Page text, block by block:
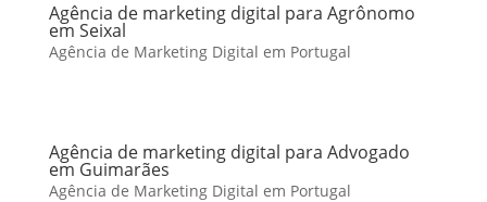
Agência de marketing digital para Agrônomo
em Seixal
Agência de Marketing Digital em Portugal
Agência de marketing digital para Advogado
em Guimarães
Agência de Marketing Digital em Portugal